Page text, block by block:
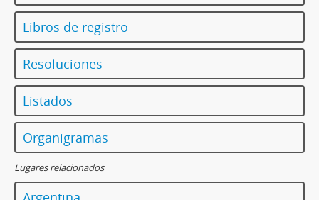
Libros de registro
Resoluciones
Listados
Organigramas
Lugares relacionados